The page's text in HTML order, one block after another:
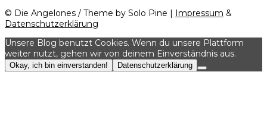
© Die Angelones / Theme by Solo Pine | Impressum &
Datenschutzerklärung
Unsere Blog benutzt Cookies. Wenn du unsere Plattform
weiter nutzt, gehen wir von deinem Einverständnis aus.
Okay, ich bin einverstanden! Datenschutzerklärung